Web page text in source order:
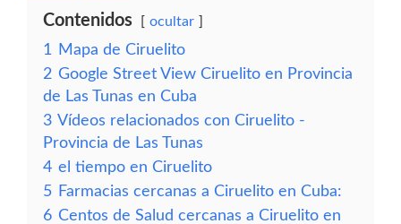
Contenidos ocultar
1
Mapa de Ciruelito
2 Google Street View Ciruelito en Provincia
de Las Tunas en Cuba
3 Vídeos relacionados con Ciruelito -
Provincia de Las Tunas
4 el tiempo en Ciruelito
5 Farmacias cercanas a Ciruelito en Cuba:
6 Centos de Salud cercanas a Ciruelito en